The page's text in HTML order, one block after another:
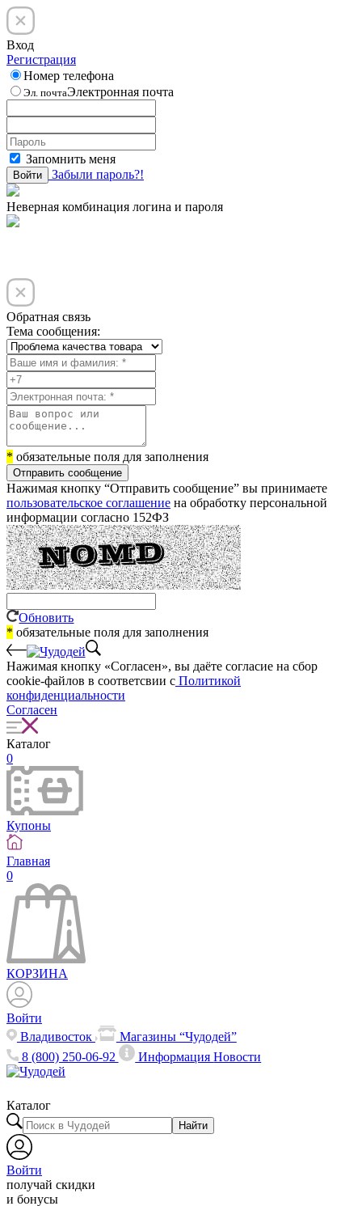
Вход
Регистрация
Номер телефона
Эл. почтаЭлектронная почта
Запомнить меня
Войти Забыли пароль?!
Неверная комбинация логина и пароля
Обратная связь
Тема сообщения:
* обязательные поля для заполнения
Отправить сообщение
Нажимая кнопку “Отправить сообщение” вы принимаете
пользовательское соглашение на обработку персональной
информации согласно 152ФЗ
Обновить
* обязательные поля для заполнения
Нажимая кнопку «Согласен», вы даёте cогласие на сбор
cookie-файлов в соответсвии с Политикой
конфиденциальности
Согласен
Каталог
0
Купоны
Главная
0
КОРЗИНА
Войти
Владивосток
Магазины “Чудодей”
8 (800) 250-06-92
ИнформацияНовости
Каталог
Найти
Войти
получай скидки
и бонусы